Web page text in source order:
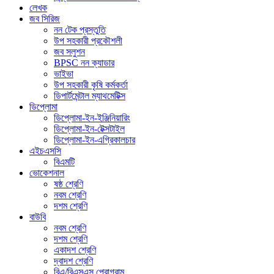
লেখক
জব সিরিজ
নন টেক প্রস্তুতি
উপ সহকারী প্রকৌশলী
জব সলুশন
BPSC নন ক্যাডার
ভাইভা
উপ সহকারী কৃষি কর্মকর্তা
ডিপার্টমেন্টাল ম্যাথমেটিক্স
ডিপ্লোমা
ডিপ্লোমা-ইন-ইঞ্জিনিয়ারিং
ডিপ্লোমা-ইন-টেক্সটাইল
ডিপ্লোমা-ইন-এগ্রিকালচার
এইচএসসি
বিএমটি
ভোকেশনাল
ষষ্ঠ শ্রেণি
নবম শ্রেণি
দশম শ্রেণি
বাউবি
নবম শ্রেণি
দশম শ্রেণি
একাদশ শ্রেণি
দ্বাদশ শ্রেণি
বিএ/বিএসএস প্রোগ্রাম